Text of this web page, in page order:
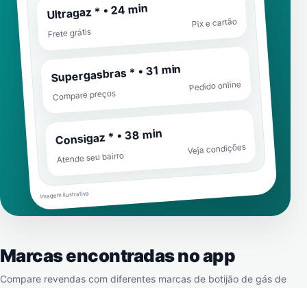
Ultragaz * • 24 min
Frete grátis
Pix e cartão
Supergasbras * • 31 min
Compare preços
Pedido online
Consigaz * • 38 min
Atende seu bairro
Veja condições
Imagem ilustrativa
Marcas encontradas no app
Compare revendas com diferentes marcas de botijão de gás de